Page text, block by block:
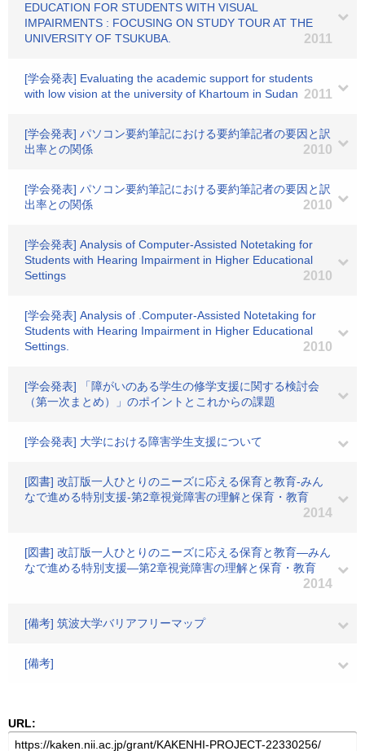
EDUCATION FOR STUDENTS WITH VISUAL
IMPAIRMENTS : FOCUSING ON STUDY TOUR AT THE
UNIVERSITY OF TSUKUBA.
2011
[学会発表] Evaluating the academic support for students
with low vision at the university of Khartoum in Sudan 2011
[学会発表] パソコン要約筆記における要約筆記者の要因と訳
出率との関係
2010
[学会発表] パソコン要約筆記における要約筆記者の要因と訳
出率との関係
2010
[学会発表] Analysis of Computer-Assisted Notetaking for
Students with Hearing Impairment in Higher Educational
Settings
2010
[学会発表] Analysis of .Computer-Assisted Notetaking for
Students with Hearing Impairment in Higher Educational
Settings.
2010
[学会発表] 「障がいのある学生の修学支援に関する検討会
（第一次まとめ）」のポイントとこれからの課題
[学会発表] 大学における障害学生支援について
[図書] 改訂版一人ひとりのニーズに応える保育と教育-みん
なで進める特別支援-第2章視覚障害の理解と保育・教育
2014
[図書] 改訂版一人ひとりのニーズに応える保育と教育―みん
なで進める特別支援―第2章視覚障害の理解と保育・教育
2014
[備考] 筑波大学バリアフリーマップ
[備考]
URL: